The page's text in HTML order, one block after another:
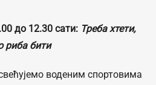
до 12.30 сати: Треба хтети,
риба бити
воденим спортовима